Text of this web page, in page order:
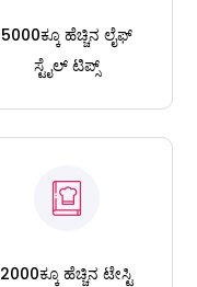
5000ಕ್ಕೂ ಹೆಚ್ಚಿನ ಲೈಫ್
ಸ್ಟೈಲ್ ಟಿಪ್ಸ್
2000ಕ್ಕೂ ಹೆಚ್ಚಿನ ಟೇಸ್ಟಿ